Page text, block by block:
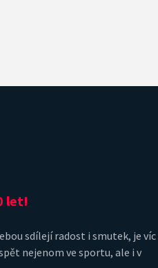
let!
sdílejí radost i smutek, je víc
nejenom ve sportu, ale i v